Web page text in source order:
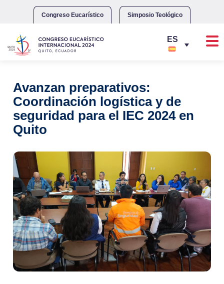
Congreso Eucarístico Simposio Teológico
Avanzan preparativos:
Coordinación logística y de
seguridad para el IEC 2024 en
Quito